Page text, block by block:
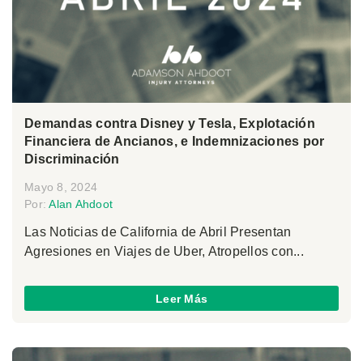
Demandas contra Disney y Tesla, Explotación
Financiera de Ancianos, e Indemnizaciones por
Discriminación
Mayo 8, 2024
Por:Alan Ahdoot
Las Noticias de California de Abril Presentan
Agresiones en Viajes de Uber, Atropellos con...
Leer Más